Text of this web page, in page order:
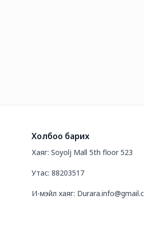
Холбоо барих
Хаяг: Soyolj Mall 5th floor 523
Утас: 88203517
И-мэйл хаяг: